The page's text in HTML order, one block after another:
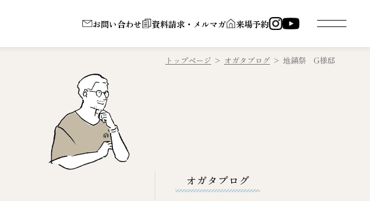
お問い合わせ 資料請求・メルマガ 来場予約
トップページ > オガタブログ > 地鎮祭 G様邸
オガタブログ